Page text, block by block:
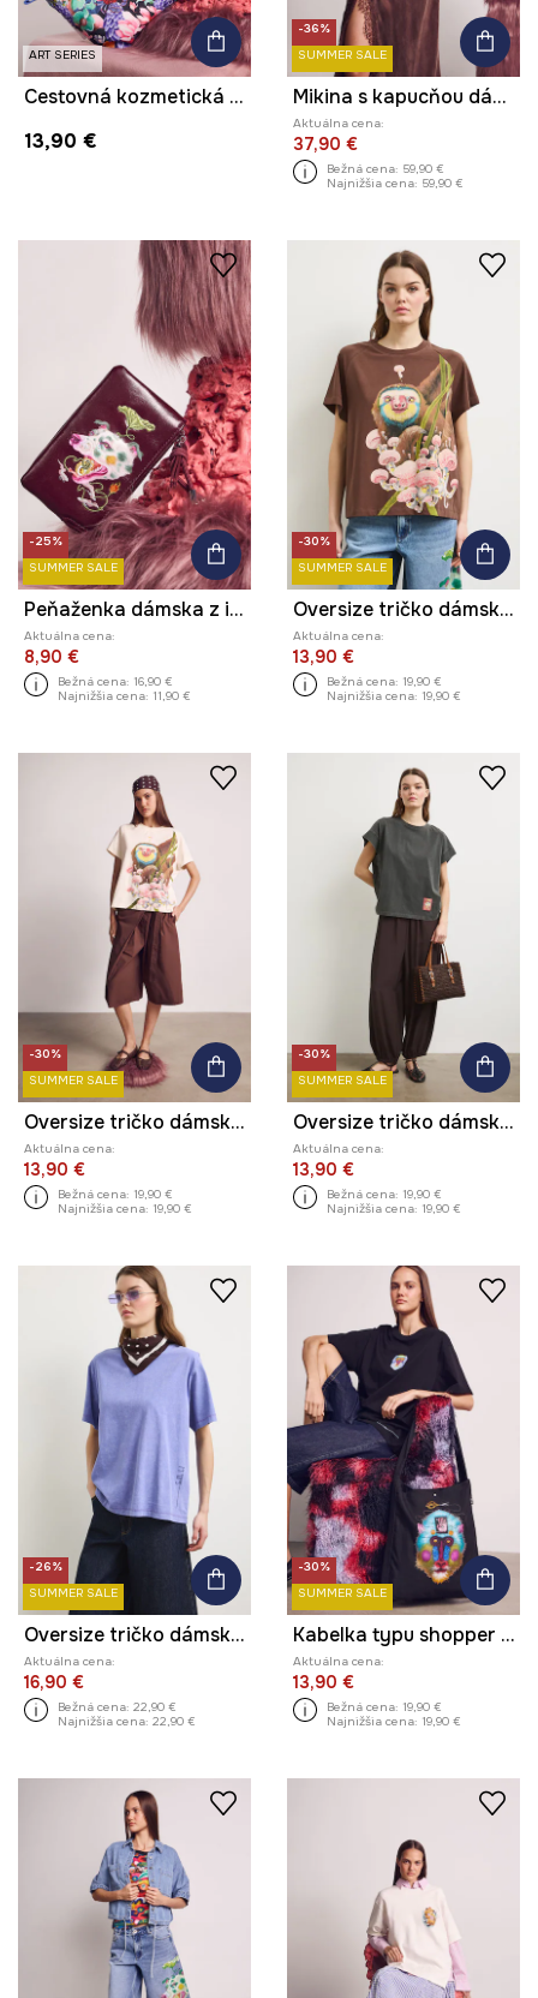
ART SERIES
Cestovná kozmetická taška z kolekcie Kit Mizeres x Medicine
13,90 €
-36%
SUMMER SALE
Mikina s kapucňou dámska bavlnená z kolekcie Kit Mizeres x Medicine
Aktuálna cena:
37,90 €
Bežná cena: 59,90 €
Najnižšia cena: 59,90 €
-25%
SUMMER SALE
Peňaženka dámska z imitácie kože z kolekcie Kit Mizeres x Medicine
Aktuálna cena:
8,90 €
Bežná cena: 16,90 €
Najnižšia cena: 11,90 €
-30%
SUMMER SALE
Oversize tričko dámske z kolekcie Kit Mizeres x Medicine
Aktuálna cena:
13,90 €
Bežná cena: 19,90 €
Najnižšia cena: 19,90 €
-30%
SUMMER SALE
Oversize tričko dámske z kolekcie Kit Mizeres x Medicine
Aktuálna cena:
13,90 €
Bežná cena: 19,90 €
Najnižšia cena: 19,90 €
-30%
SUMMER SALE
Oversize tričko dámske bavlnené z kolekcie Kit Mizeres x Medicine
Aktuálna cena:
13,90 €
Bežná cena: 19,90 €
Najnižšia cena: 19,90 €
-26%
SUMMER SALE
Oversize tričko dámske bavlnené z kolekcie Kit Mizeres x Medicine
Aktuálna cena:
16,90 €
Bežná cena: 22,90 €
Najnižšia cena: 22,90 €
-30%
SUMMER SALE
Kabelka typu shopper dámska bavlnená z kolekcie Kit Mizeres x Medicine
Aktuálna cena:
13,90 €
Bežná cena: 19,90 €
Najnižšia cena: 19,90 €